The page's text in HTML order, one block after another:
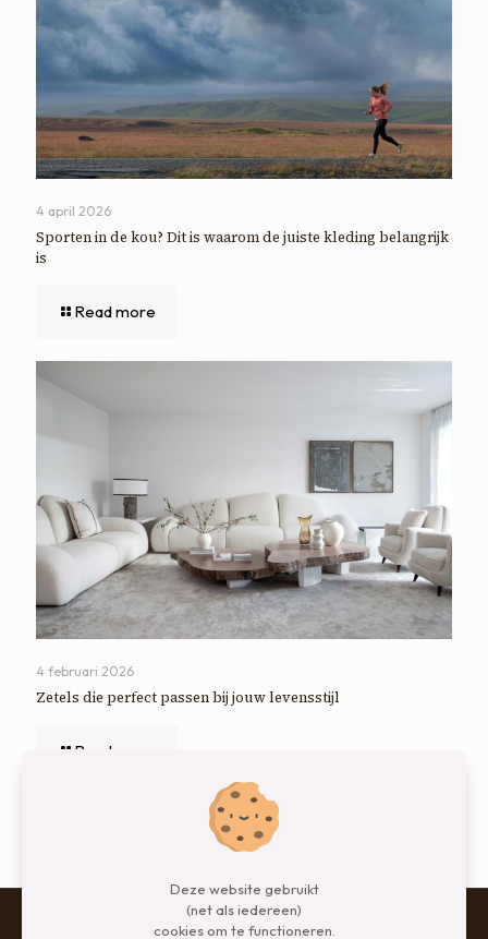
4 april 2026
Sporten in de kou? Dit is waarom de juiste kleding belangrijk
is
Read more
4 februari 2026
Zetels die perfect passen bij jouw levensstijl
Read more
Deze website gebruikt
(net als iedereen)
cookies om te functioneren.